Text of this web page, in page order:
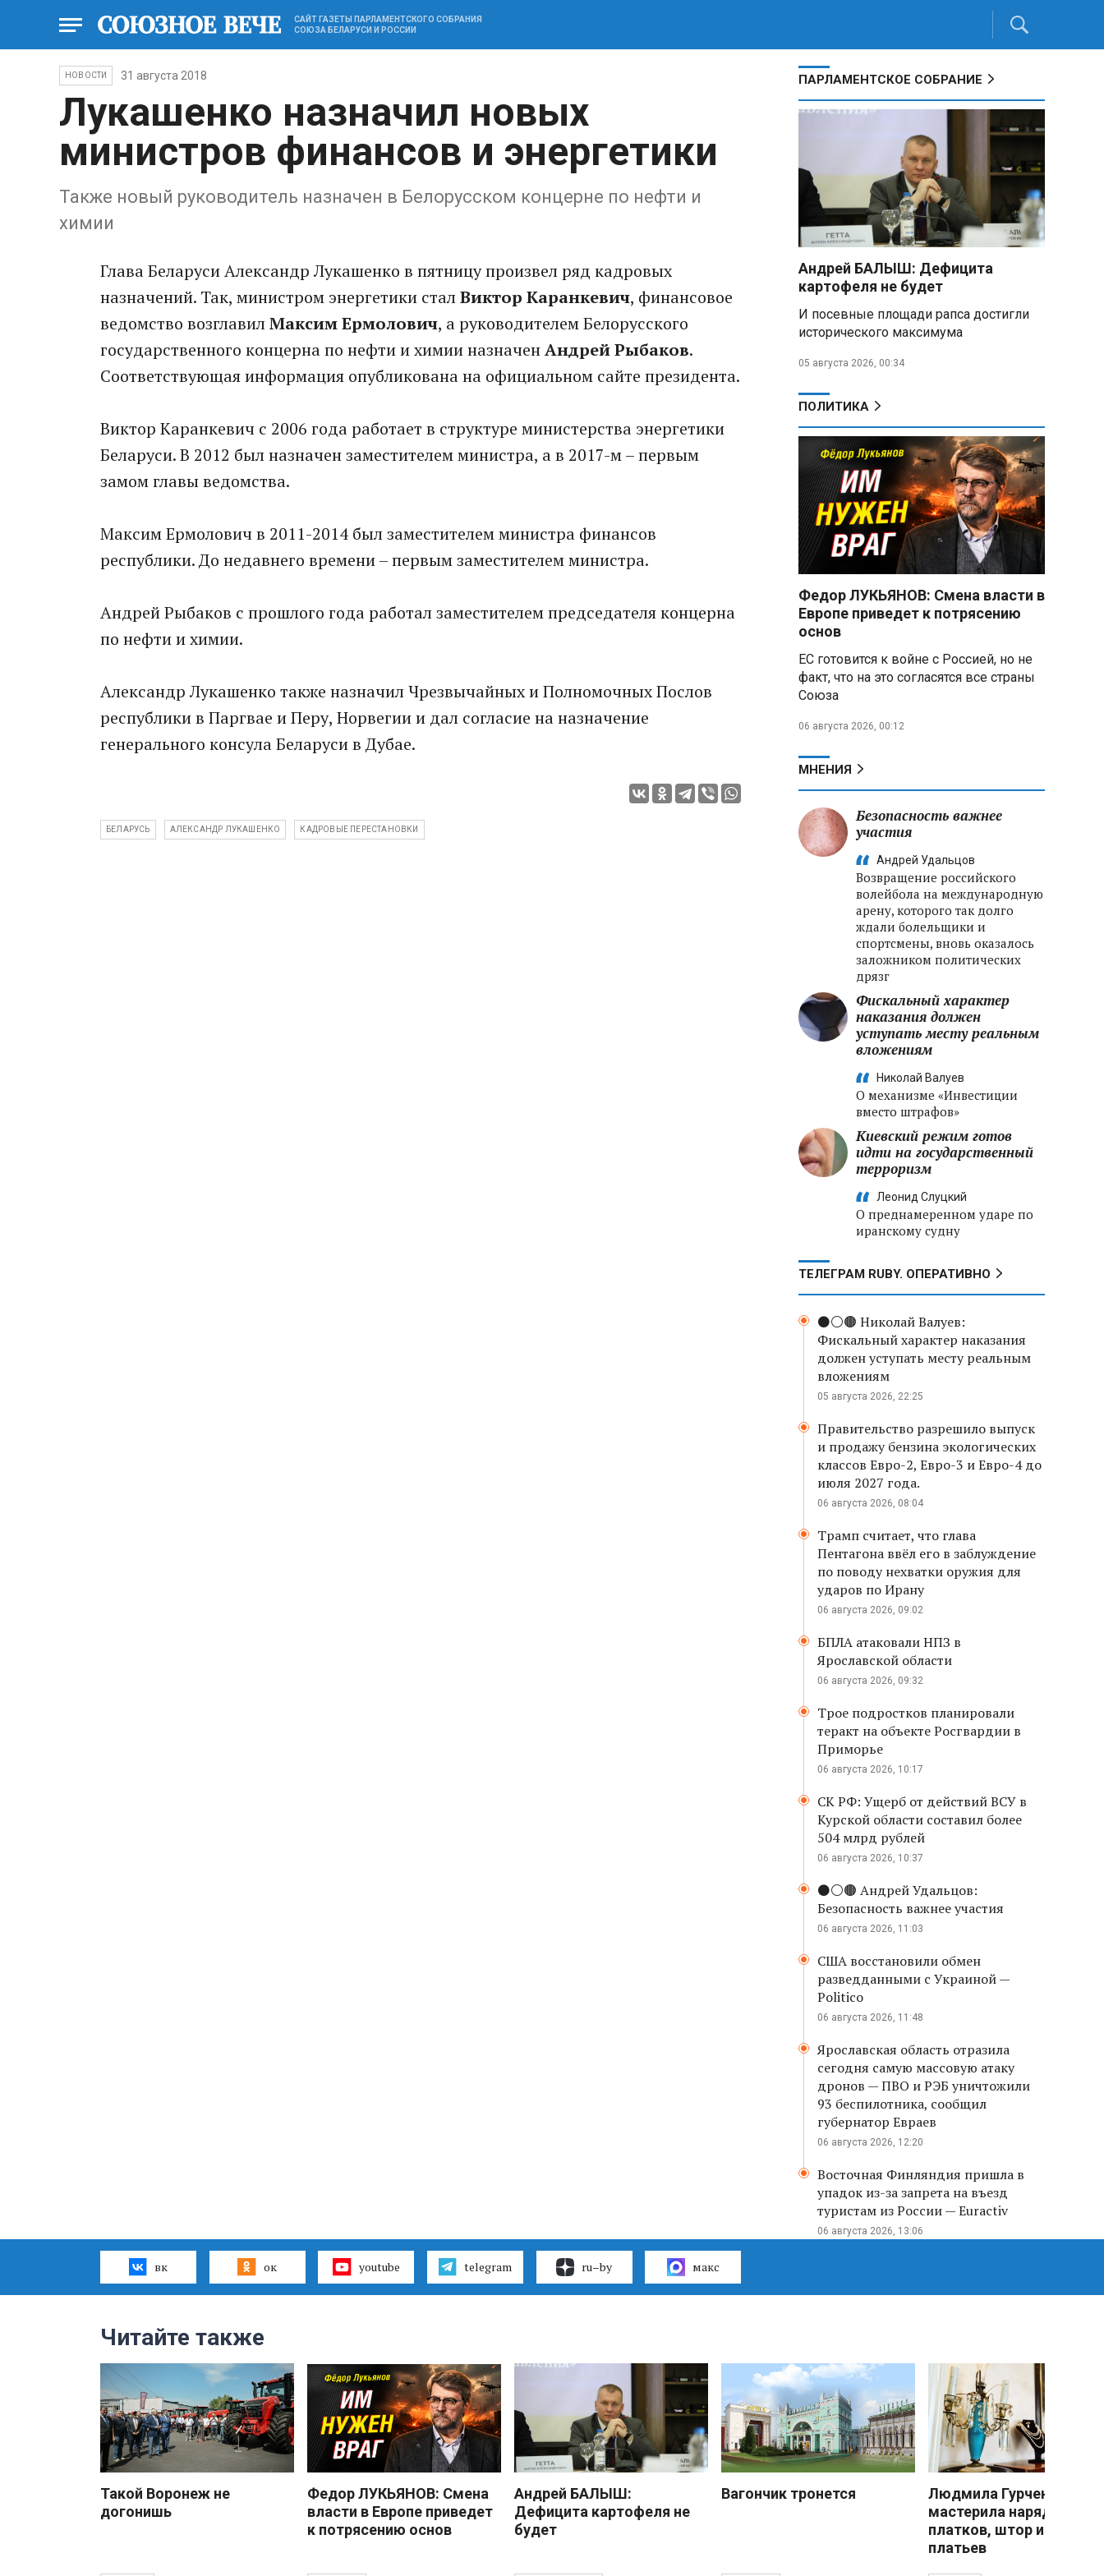
САЙТ ГАЗЕТЫ ПАРЛАМЕНТСКОГО СОБРАНИЯ
СОЮЗА БЕЛАРУСИ И РОССИИ
НОВОСТИ 31 августа 2018
Лукашенко назначил новых
министров финансов и энергетики
Также новый руководитель назначен в Белорусском концерне по нефти и
химии
Глава Беларуси Александр Лукашенко в пятницу произвел ряд кадровых
назначений. Так, министром энергетики сталВиктор Каранкевич, финансовое
ведомство возглавилМаксим Ермолович, а руководителем Белорусского
государственного концерна по нефти и химии назначенАндрей Рыбаков.
Соответствующая информация опубликована на официальном сайте президента.
Виктор Каранкевич с 2006 года работает в структуре министерства энергетики
Беларуси. В 2012 был назначен заместителем министра, а в 2017-м – первым
замом главы ведомства.
Максим Ермолович в 2011-2014 был заместителем министра финансов
республики. До недавнего времени – первым заместителем министра.
Андрей Рыбаков с прошлого года работал заместителем председателя концерна
по нефти и химии.
Александр Лукашенко также назначил Чрезвычайных и Полномочных Послов
республики в Паргвае и Перу, Норвегии и дал согласие на назначение
генерального консула Беларуси в Дубае.
БЕЛАРУСЬ АЛЕКСАНДР ЛУКАШЕНКО КАДРОВЫЕ ПЕРЕСТАНОВКИ
ПАРЛАМЕНТСКОЕ СОБРАНИЕ
Андрей БАЛЫШ: Дефицита
картофеля не будет
И посевные площади рапса достигли
исторического максимума
05 августа 2026, 00:34
ПОЛИТИКА
Федор ЛУКЬЯНОВ: Смена власти в
Европе приведет к потрясению
основ
ЕС готовится к войне с Россией, но не
факт, что на это согласятся все страны
Союза
06 августа 2026, 00:12
МНЕНИЯ
Безопасность важнее
участия
Андрей Удальцов
Возвращение российского
волейбола на международную
арену, которого так долго
ждали болельщики и
спортсмены, вновь оказалось
заложником политических
дрязг
Фискальный характер
наказания должен
уступать месту реальным
вложениям
Николай Валуев
О механизме «Инвестиции
вместо штрафов»
Киевский режим готов
идти на государственный
терроризм
Леонид Слуцкий
О преднамеренном ударе по
иранскому судну
ТЕЛЕГРАМ RUBY. ОПЕРАТИВНО
⚫️⚪️🟤 Николай Валуев:
Фискальный характер наказания
должен уступать месту реальным
вложениям
05 августа 2026, 22:25
Правительство разрешило выпуск
и продажу бензина экологических
классов Евро-2, Евро-3 и Евро-4 до
июля 2027 года.
06 августа 2026, 08:04
Трамп считает, что глава
Пентагона ввёл его в заблуждение
по поводу нехватки оружия для
ударов по Ирану
06 августа 2026, 09:02
БПЛА атаковали НПЗ в
Ярославской области
06 августа 2026, 09:32
Трое подростков планировали
теракт на объекте Росгвардии в
Приморье
06 августа 2026, 10:17
СК РФ: Ущерб от действий ВСУ в
Курской области составил более
504 млрд рублей
06 августа 2026, 10:37
⚫️⚪️🟤 Андрей Удальцов:
Безопасность важнее участия
06 августа 2026, 11:03
США восстановили обмен
разведданными с Украиной —
Politico
06 августа 2026, 11:48
Ярославская область отразила
сегодня самую массовую атаку
дронов — ПВО и РЭБ уничтожили
93 беспилотника, сообщил
губернатор Евраев
06 августа 2026, 12:20
Восточная Финляндия пришла в
упадок из-за запрета на въезд
туристам из России — Euractiv
06 августа 2026, 13:06
вк ок youtube telegram ru–by макс
Читайте также
Такой Воронеж не
догонишь
Федор ЛУКЬЯНОВ: Смена
власти в Европе приведет
к потрясению основ
Андрей БАЛЫШ:
Дефицита картофеля не
будет
Вагончик тронется
Людмила Гурченко
мастерила наряды из
платков, штор и детских
платьев